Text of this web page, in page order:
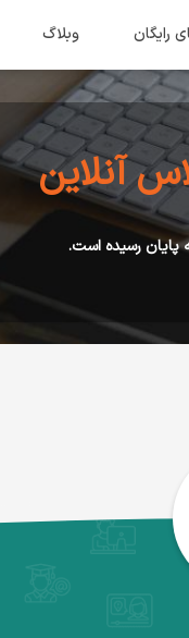
رایگان وبلاگ
آنلاین
پایان رسیده است.